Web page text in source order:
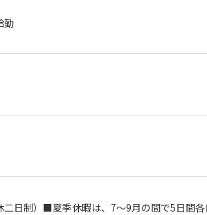
勤
二日制）■夏季休暇は、7～9月の間で5日間